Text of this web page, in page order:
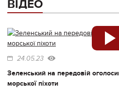
ВІДЕО
24.05.23
Зеленський на передовій
морської піхоти